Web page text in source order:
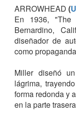
ARROWHEAD (
En 1936, "The
Bernardino,
diseñador de
como
Miller diseñó un
lágrima,
forma redonda y
en la parte